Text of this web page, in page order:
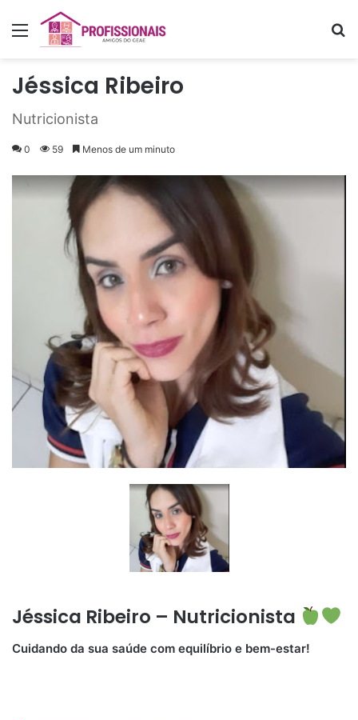
Menu
Jéssica Ribeiro
Nutricionista
0 59 Menos de um minuto
Jéssica Ribeiro – Nutricionista
Cuidando da sua saúde com equilíbrio e bem-estar!